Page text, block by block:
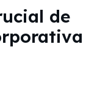
de